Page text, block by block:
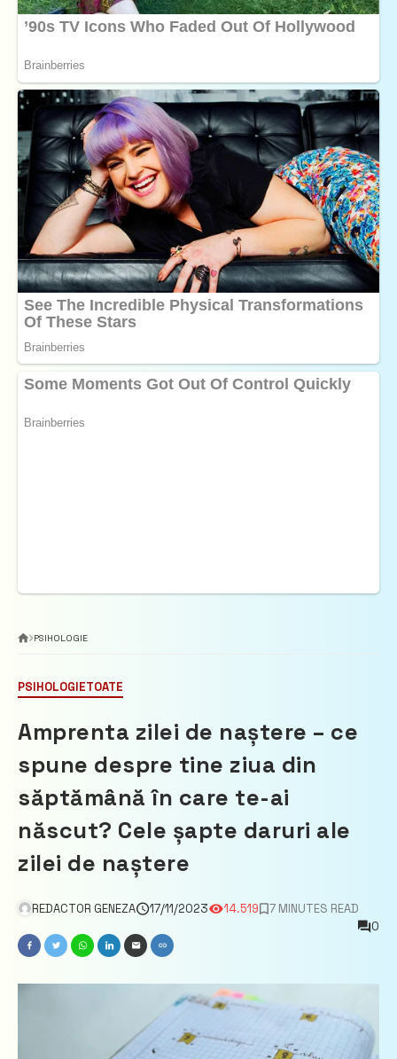
PSIHOLOGIE
PSIHOLOGIETOATE
Amprenta zilei de naștere – ce
spune despre tine ziua din
săptămână în care te-ai
născut? Cele șapte daruri ale
zilei de naștere
REDACTOR GENEZA 17/11/2023 14.519
7 MINUTES READ
0